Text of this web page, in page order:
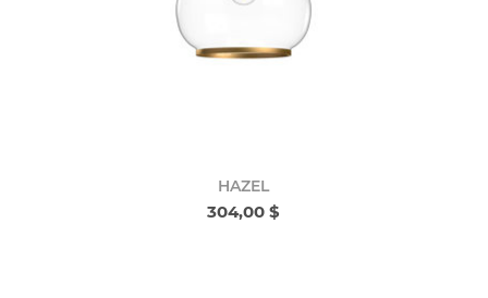
HAZEL
304,00 $